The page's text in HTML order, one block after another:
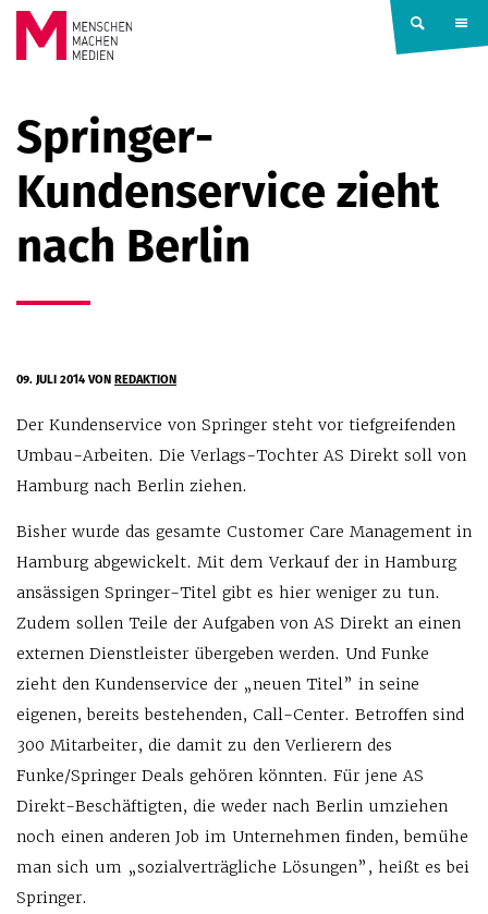
Springe zum Inhalt
MACHEN
MEDIEN
Springer-
Kundenservice zieht
nach Berlin
09. JULI 2014VONREDAKTION
Der Kundenservice von Springer steht vor tiefgreifenden
Umbau-Arbeiten. Die Verlags-Tochter AS Direkt soll von
Hamburg nach Berlin ziehen.
Bisher wurde das gesamte Customer Care Management in
Hamburg abgewickelt. Mit dem Verkauf der in Hamburg
ansässigen Springer-Titel gibt es hier weniger zu tun.
Zudem sollen Teile der Aufgaben von AS Direkt an einen
externen Dienstleister übergeben werden. Und Funke
zieht den Kundenservice der „neuen Titel” in seine
eigenen, bereits bestehenden, Call-Center. Betroffen sind
300 Mitarbeiter, die damit zu den Verlierern des
Funke/Springer Deals gehören könnten. Für jene AS
Direkt-Beschäftigten, die weder nach Berlin umziehen
noch einen anderen Job im Unternehmen finden, bemühe
man sich um „sozialverträgliche Lösungen”, heißt es bei
Springer.